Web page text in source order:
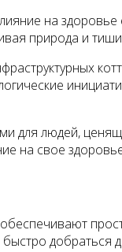
на
природа и
для людей,
на свое